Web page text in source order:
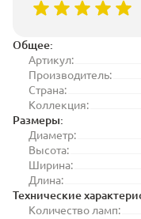
Общее:
Артикул:
Производитель:
Страна:
Коллекция:
Размеры:
Диаметр:
Высота:
Ширина:
Длина:
Технические
Количество ламп: